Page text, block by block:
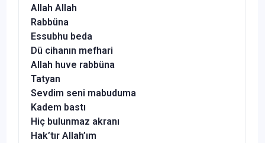
Allah Allah
Rabbüna
Essubhu beda
Dü cihanın mefhari
Allah huve rabbüna
Tatyan
Sevdim seni mabuduma
Kadem bastı
Hiç bulunmaz akranı
Hak’tır Allah’ım